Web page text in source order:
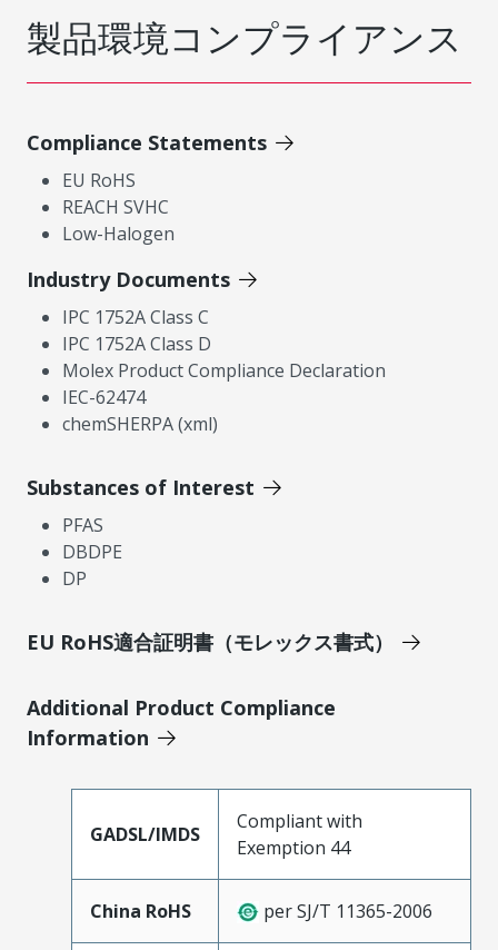
製品環境コンプライアンス
Compliance Statements
EU RoHS
REACH SVHC
Low-Halogen
Industry Documents
IPC 1752A Class C
IPC 1752A Class D
Molex Product Compliance Declaration
IEC-62474
chemSHERPA (xml)
Substances of Interest
PFAS
DBDPE
DP
EU RoHS適合証明書（モレックス書式）
Additional Product Compliance
Information
GADSL/IMDS
Compliant with
Exemption 44
China RoHS per SJ/T 11365-2006